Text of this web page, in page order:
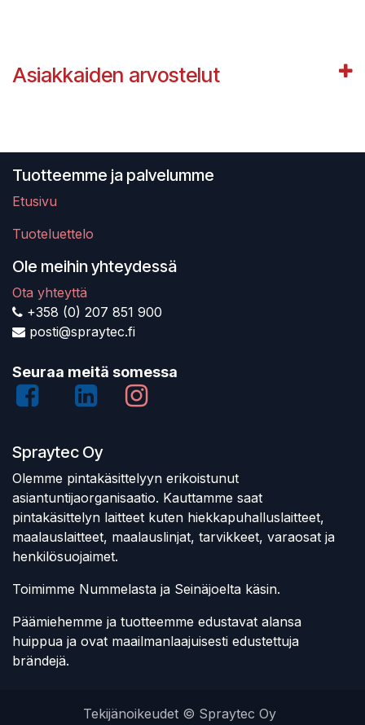
Asiakkaiden arvostelut
Tuotteemme ja palvelumme
Etusivu
Tuoteluettelo
Ole meihin yhteydessä
Ota yhteyttä
+358 (0) 207 851 900
posti@spraytec.fi
Seuraa meitä somessa
Spraytec Oy
Olemme pintakäsittelyyn erikoistunut
asiantuntijaorganisaatio. Kauttamme saat
pintakäsittelyn laitteet kuten hiekkapuhalluslaitteet,
maalauslaitteet, maalauslinjat, tarvikkeet, varaosat ja
henkilösuojaimet.
Toimimme Nummelasta ja Seinäjoelta käsin.
Päämiehemme ja tuotteemme edustavat alansa
huippua ja ovat maailmanlaajuisesti edustettuja
brändejä.
Tekijänoikeudet © Spraytec Oy